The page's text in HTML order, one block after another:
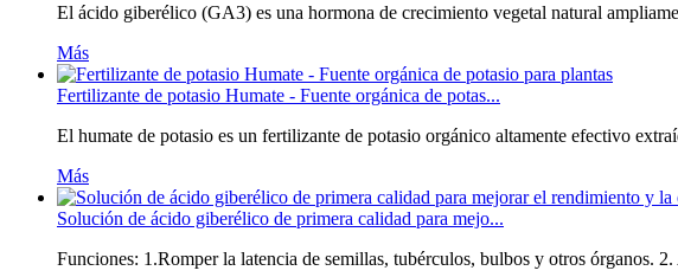
El ácido giberélico (GA3) es una hormona de crecimiento vegetal natural
Más
Fertilizante de potasio Humate - Fuente orgánica de potas...
El humate de potasio es un fertilizante de potasio orgánico altamente efectivo
Más
Solución de ácido giberélico de primera calidad para mejo...
Funciones: 1.Romper la latencia de semillas, tubérculos, bulbos y otros órganos.